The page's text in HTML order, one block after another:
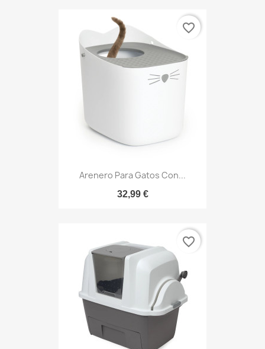
Arenero Para Gatos Con...
32,99 €
favorite_border
favorite_border